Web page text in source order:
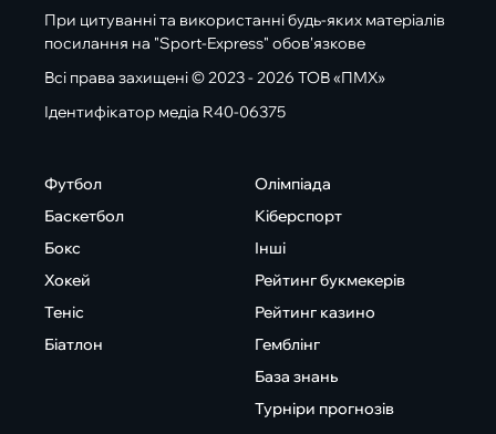
При цитуванні та використанні будь-яких матеріалів
посилання на "Sport-Express" обов'язкове
Всі права захищені © 2023 - 2026 ТОВ «ПМХ»
Ідентифікатор медіа R40-06375
Футбол
Баскетбол
Бокс
Хокей
Теніс
Біатлон
Олімпіада
Кіберспорт
Інші
Рейтинг букмекерів
Рейтинг казино
Гемблінг
База знань
Турніри прогнозів